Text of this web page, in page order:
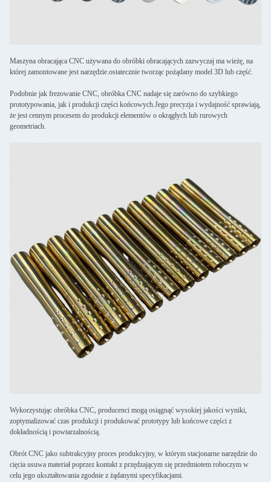
Maszyna obracająca CNC używana do obróbki obracających zazwyczaj ma wieżę, na
której zamontowane jest narzędzie.ostatecznie tworząc pożądany model 3D lub część.
Podobnie jak frezowanie CNC, obróbka CNC nadaje się zarówno do szybkiego
prototypowania, jak i produkcji części końcowych.Jego precyzja i wydajność sprawiają,
że jest cennym procesem do produkcji elementów o okrągłych lub rurowych
geometriach.
Wykorzystując obróbka CNC, producenci mogą osiągnąć wysokiej jakości wyniki,
zoptymalizować czas produkcji i produkować prototypy lub końcowe części z
dokładnością i powtarzalnością.
Obrót CNC jako subtrakcyjny proces produkcyjny, w którym stacjonarne narzędzie do
cięcia usuwa materiał poprzez kontakt z przędzającym się przedmiotem roboczym w
celu jego ukształtowania zgodnie z żądanymi specyfikacjami.